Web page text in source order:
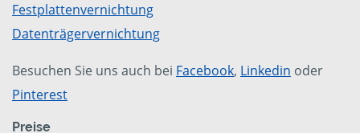
Festplattenvernichtung
Datenträgervernichtung
Besuchen Sie uns auch bei Facebook, Linkedin oder
Pinterest
Preise